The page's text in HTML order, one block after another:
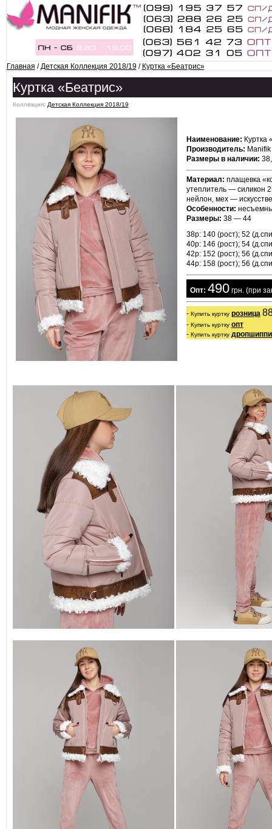
Главная /Детская Коллекция 2018/19/ Куртка «Беатрис»
Куртка «Беатрис»
Коллекция: Детская Коллекция 2018/19 ˑ
Наименование: Куртка
Производитель: Manifik
Размеры в наличии:
Материал: плащевка
утеплитель — силикон
нейлон, мех —
Особенности:
Размеры: 38 — 44
38р: 140 (рост); 52
40р: 146 (рост); 54
42р: 152 (рост); 56
44р: 158 (рост); 56
  Опт:
490 грн. (при
- Купить куртку розница
- Купить куртку опт
- Купить куртку